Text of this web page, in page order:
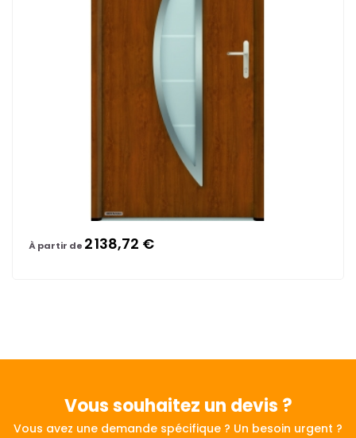
À partir de 2 138,72 €
Vous souhaitez un devis ?
Vous avez une demande spécifique ? Un besoin urgent ?